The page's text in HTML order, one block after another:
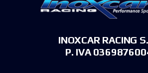
INOXCAR RACING
P. IVA